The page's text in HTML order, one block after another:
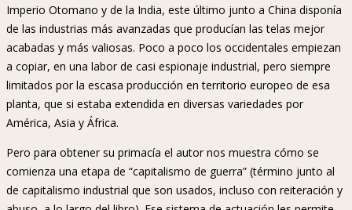
Imperio Otomano y de la India, este último junto a China disponía
de las industrias más avanzadas que producían las telas mejor
acabadas y más valiosas. Poco a poco los occidentales empiezan
a copiar, en una labor de casi espionaje industrial, pero siempre
limitados por la escasa producción en territorio europeo de esa
planta, que si estaba extendida en diversas variedades por
América, Asia y África.
Pero para obtener su primacía el autor nos muestra cómo se
comienza una etapa de “capitalismo de guerra” (término junto al
de capitalismo industrial que son usados, incluso con reiteración y